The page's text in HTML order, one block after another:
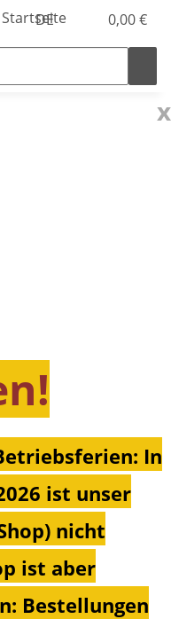
DE 0,00 €
x
In
ist unser
nicht
ist aber
Bestellungen